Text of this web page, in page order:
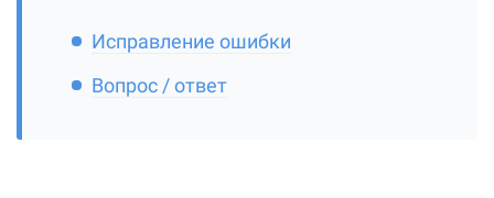
Исправление ошибки
Вопрос / ответ